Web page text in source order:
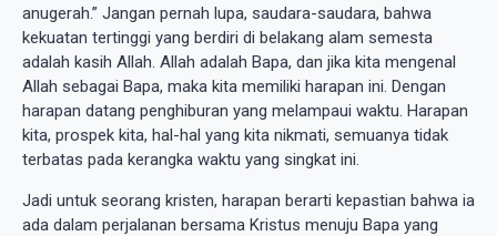
anugerah.” Jangan pernah lupa, saudara-saudara, bahwa
kekuatan tertinggi yang berdiri di belakang alam semesta
adalah kasih Allah. Allah adalah Bapa, dan jika kita mengenal
Allah sebagai Bapa, maka kita memiliki harapan ini. Dengan
harapan datang penghiburan yang melampaui waktu. Harapan
kita, prospek kita, hal-hal yang kita nikmati, semuanya tidak
terbatas pada kerangka waktu yang singkat ini.
Jadi untuk seorang kristen, harapan berarti kepastian bahwa ia
ada dalam perjalanan bersama Kristus menuju Bapa yang